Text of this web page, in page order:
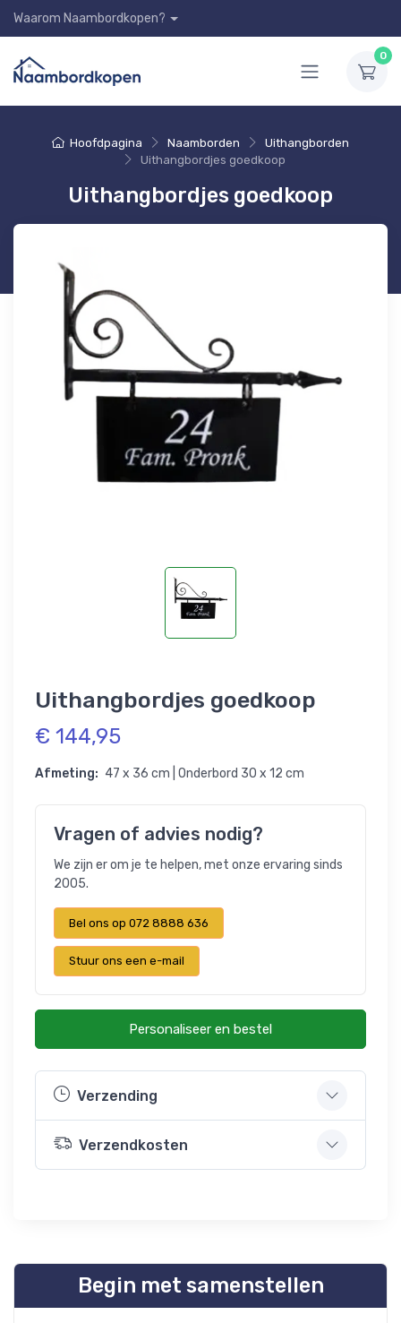
Waarom Naambordkopen?
0
Hoofdpagina Naamborden
Uithangborden
Uithangbordjes goedkoop
Uithangbordjes goedkoop
Uithangbordjes goedkoop
€ 144,95
Afmeting: 47 x 36 cm | Onderbord 30 x 12 cm
Vragen of advies nodig?
We zijn er om je te helpen, met onze ervaring sinds
2005.
Bel ons op 072 8888 636
Stuur ons een e-mail
Personaliseer en bestel
Verzending
Verzendkosten
Begin met samenstellen